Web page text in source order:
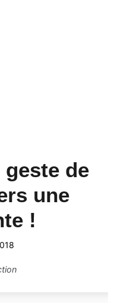
geste de
une
!